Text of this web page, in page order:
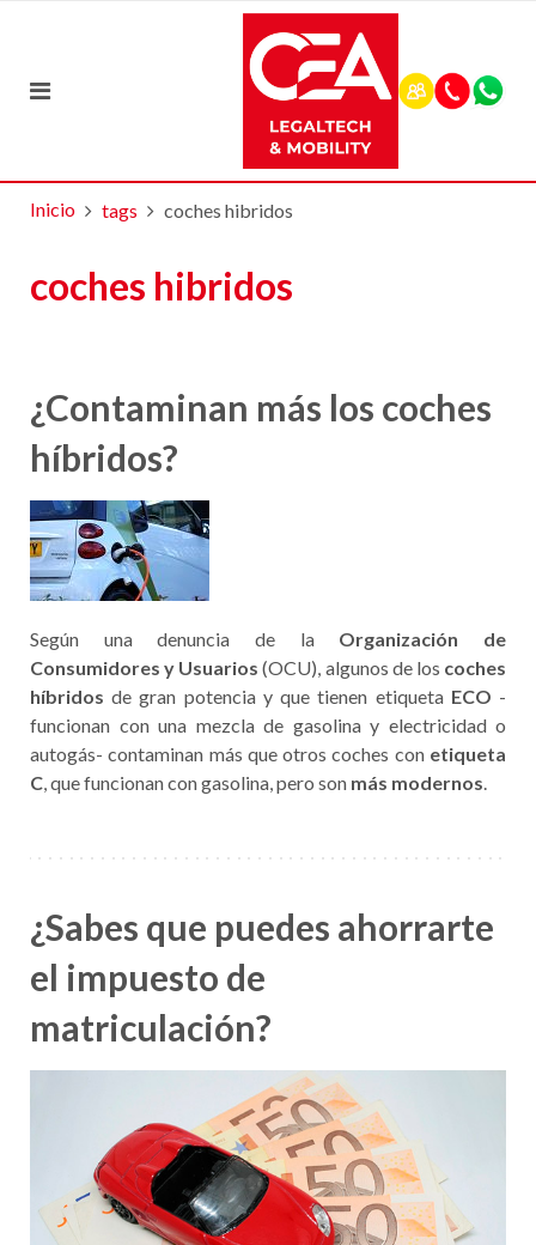
Inicio tags coches hibridos
coches hibridos
¿Contaminan más los coches
híbridos?
Según una denuncia de la Organización de
Consumidores y Usuarios (OCU), algunos de los coches
híbridos de gran potencia y que tienen etiquetaECO -
funcionan con una mezcla de gasolina y electricidad o
autogás- contaminan más que otros coches con etiqueta
C, que funcionan con gasolina, pero son más modernos.
¿Sabes que puedes ahorrarte
el impuesto de
matriculación?